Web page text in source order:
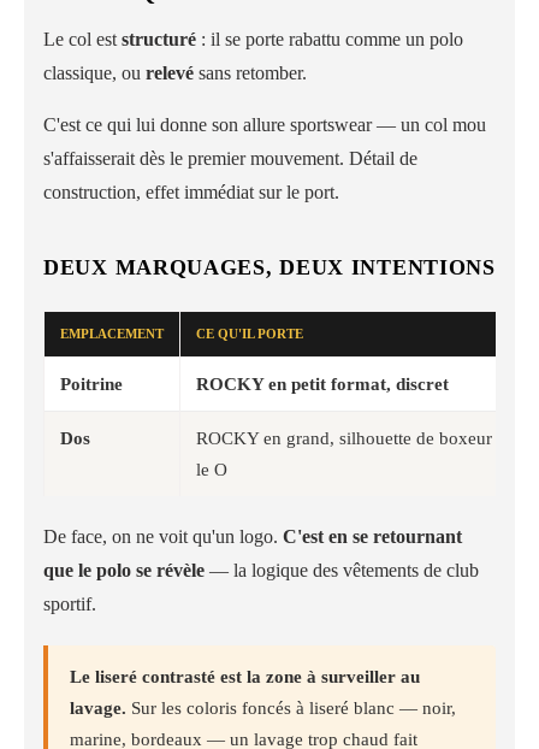
Le col est structuré : il se porte rabattu comme un polo
classique, ou relevé sans retomber.
C'est ce qui lui donne son allure sportswear — un col mou
s'affaisserait dès le premier mouvement. Détail de
construction, effet immédiat sur le port.
DEUX MARQUAGES, DEUX INTENTIONS
EMPLACEMENT CE QU'IL PORTE
Poitrine ROCKY en petit format, discret
Dos
ROCKY en grand, silhouette de boxeur bras
le O
De face, on ne voit qu'un logo. C'est en se retournant
que le polo se révèle — la logique des vêtements de club
sportif.
Le liseré contrasté est la zone à surveiller au
lavage. Sur les coloris foncés à liseré blanc — noir,
marine, bordeaux — un lavage trop chaud fait